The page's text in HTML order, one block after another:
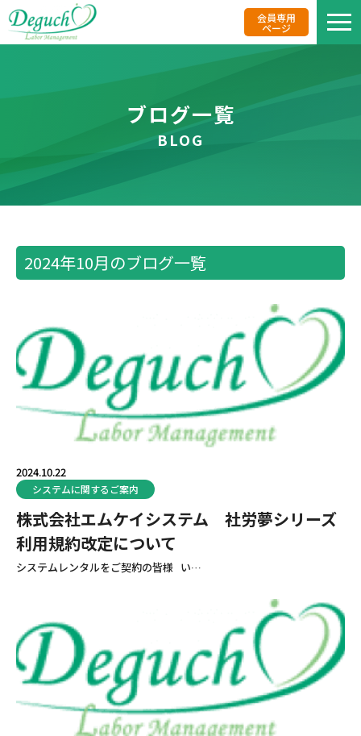
会員専用
ページ
報酬
Q&A
新着
ブログ一覧
BLOG
2024年10月のブログ一覧
2024.10.22
システムに関するご案内
株式会社エムケイシステム 社労夢シリーズ
利用規約改定について
システムレンタルをご契約の皆様 い…